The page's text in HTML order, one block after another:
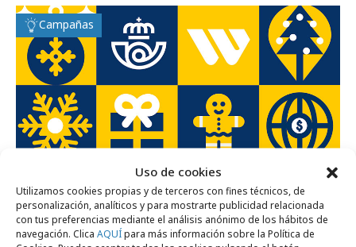
Uso de cookies
Utilizamos cookies propias y de terceros con fines técnicos, de
personalización, analíticos y para mostrarte publicidad relacionada
con tus preferencias mediante el análisis anónimo de los hábitos de
navegación. Clica AQUÍpara más información sobre la Política de
Campañas
viernes, 5 de diciembre 2025
Calendario de Adviento de
ControlPublicidad: 5 de diciembre